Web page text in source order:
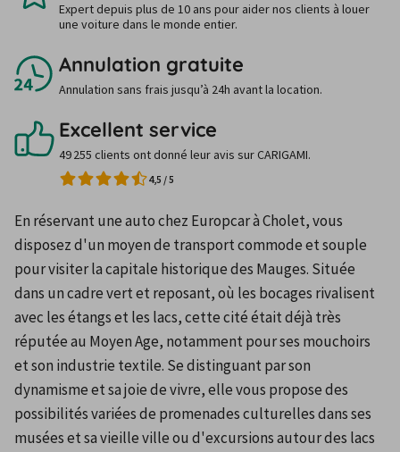
Expert depuis plus de 10 ans pour aider nos clients à louer
une voiture dans le monde entier.
Annulation gratuite
Annulation sans frais jusqu’à 24h avant la location.
Excellent service
49 255 clients ont donné leur avis sur CARIGAMI.
4,5 /5
En réservant une auto chez Europcar à Cholet, vous
disposez d'un moyen de transport commode et souple
pour visiter la capitale historique des Mauges. Située
dans un cadre vert et reposant, où les bocages rivalisent
avec les étangs et les lacs, cette cité était déjà très
réputée au Moyen Age, notamment pour ses mouchoirs
et son industrie textile. Se distinguant par son
dynamisme et sa joie de vivre, elle vous propose des
possibilités variées de promenades culturelles dans ses
musées et sa vieille ville ou d'excursions autour des lacs